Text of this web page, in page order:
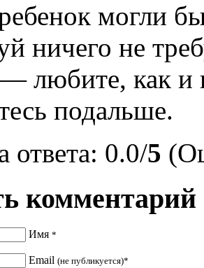
могли
ничего не
любите, как и
подальше.
ответа: 0.0/5
комментарий
Имя *
Email (не публикуется)*